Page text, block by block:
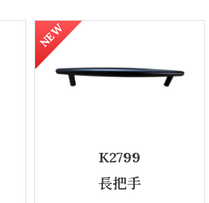
NEW
K2799
長把手